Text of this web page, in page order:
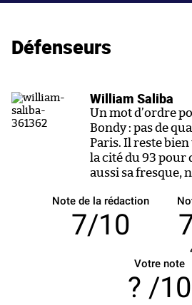
Défenseurs
William Saliba
Un mot d’ordre
Bondy : pas de
Paris. Il reste
la cité du 93 pour
aussi sa fresque,
Note de la rédaction
7/10
Votre note
/10